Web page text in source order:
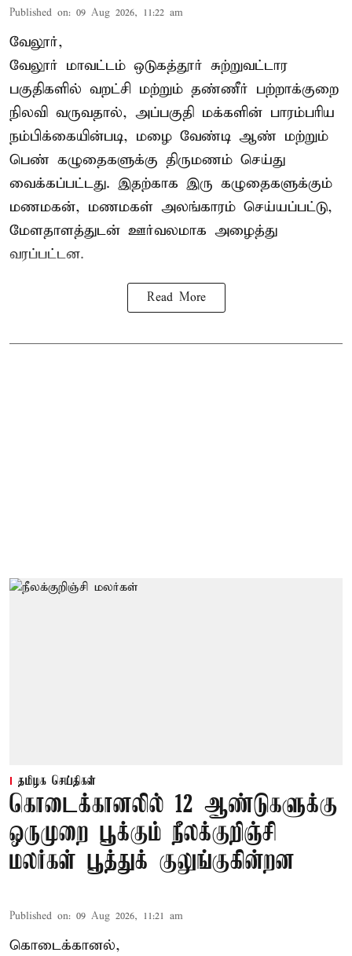
Published on: 09 Aug 2026, 11:22 am
வேலூர்,
வேலூர் மாவட்டம் ஒடுகத்தூர் சுற்றுவட்டார
பகுதிகளில் வறட்சி மற்றும் தண்ணீர் பற்றாக்குறை
நிலவி வருவதால், அப்பகுதி மக்களின் பாரம்பரிய
நம்பிக்கையின்படி, மழை வேண்டி ஆண் மற்றும்
பெண் கழுதைகளுக்கு திருமணம் செய்து
வைக்கப்பட்டது. இதற்காக இரு கழுதைகளுக்கும்
மணமகன், மணமகள் அலங்காரம் செய்யப்பட்டு,
மேளதாளத்துடன் ஊர்வலமாக அழைத்து
வரப்பட்டன.
Read More
தமிழக செய்திகள்
கொடைக்கானலில் 12 ஆண்டுகளுக்கு
ஒருமுறை பூக்கும் நீலக்குறிஞ்சி
மலர்கள் பூத்துக் குலுங்குகின்றன
Published on: 09 Aug 2026, 11:21 am
கொடைக்கானல்,